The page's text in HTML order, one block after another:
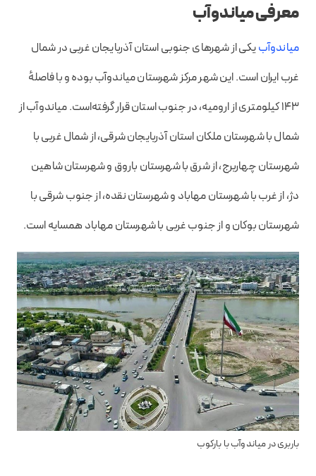
معرفی میاندوآب
میاندوآبیکی از شهرهای جنوبی استان آذربایجان غربی در شمال
غرب ایران است. این شهر مرکز شهرستان میاندوآب بوده و با فاصلهٔ
۱۴۳ کیلومتری از ارومیه، در جنوب استان قرار گرفته‌است.
میاندوآب از
شمال با شهرستان ملکان استان آذربایجان شرقی، از شمال غربی با
شهرستان چهاربرج، از شرق با شهرستان باروق و شهرستان شاهین
دژ، از غرب با شهرستان مهاباد و شهرستان نقده، از جنوب شرقی با
شهرستان بوکان و از جنوب غربی با شهرستان مهاباد همسایه است.
باربری در میاندوآب با بارکوب